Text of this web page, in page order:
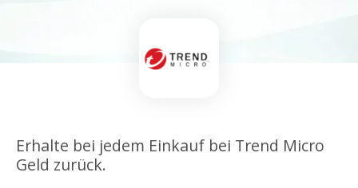
Erhalte bei jedem Einkauf bei Trend Micro
Geld zurück.